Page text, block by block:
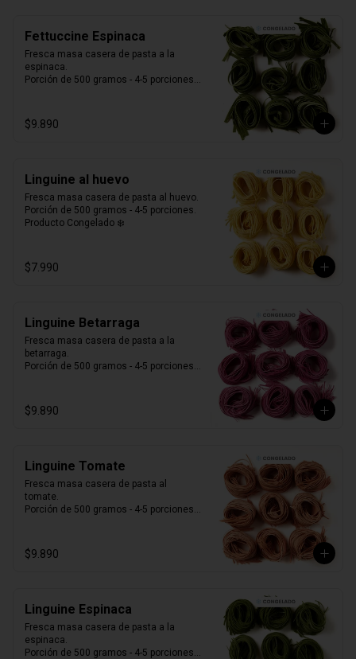
Fettuccine Espinaca
Fresca masa casera de pasta a la
espinaca.
Porción de 500 gramos - 4-5 porciones.
$9.890
Linguine al huevo
Fresca masa casera de pasta al huevo.
Porción de 500 gramos - 4-5 porciones.
Producto Congelado ❄️
$7.990
Linguine Betarraga
Fresca masa casera de pasta a la
betarraga.
Porción de 500 gramos - 4-5 porciones.
$9.890
Linguine Tomate
Fresca masa casera de pasta al
tomate.
Porción de 500 gramos - 4-5 porciones.
$9.890
Linguine Espinaca
Fresca masa casera de pasta a la
espinaca.
Porción de 500 gramos - 4-5 porciones.